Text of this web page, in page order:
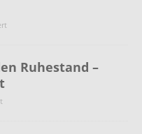
Ruhestand –